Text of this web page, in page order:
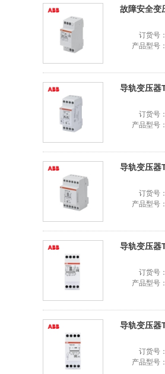
故障安全变
订货号
产品型号
导轨变压器
订货号
产品型号
导轨变压器
订货号
产品型号
导轨变压器
订货号
产品型号
导轨变压器
订货号
产品型号